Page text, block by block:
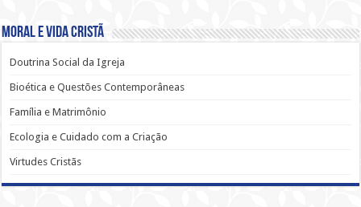
Moral e Vida Cristã
Doutrina Social da Igreja
Bioética e Questões Contemporâneas
Família e Matrimônio
Ecologia e Cuidado com a Criação
Virtudes Cristãs